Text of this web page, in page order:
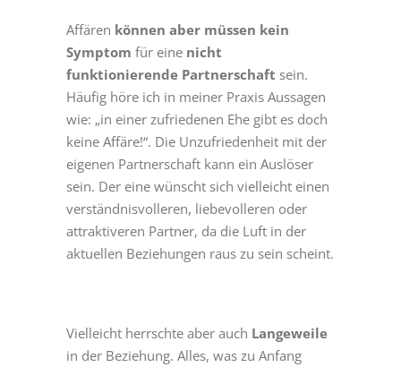
Affären können aber müssen kein
Symptom für eine nicht
funktionierende Partnerschaft sein.
Häufig höre ich in meiner Praxis Aussagen
wie: „in einer zufriedenen Ehe gibt es doch
keine Affäre!“. Die Unzufriedenheit mit der
eigenen Partnerschaft kann ein Auslöser
sein. Der eine wünscht sich vielleicht einen
verständnisvolleren, liebevolleren oder
attraktiveren Partner, da die Luft in der
aktuellen Beziehungen raus zu sein scheint.
Vielleicht herrschte aber auch Langeweile
in der Beziehung. Alles, was zu Anfang